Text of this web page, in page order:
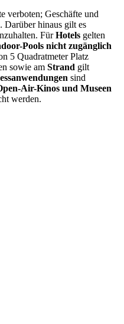
verboten; Geschäfte und
Darüber hinaus gilt es
FürHotels gelten
Pools nicht zugänglich
5 Quadratmeter Platz
sowie am Strand gilt
sind
Air-Kinos und Museen
werden.